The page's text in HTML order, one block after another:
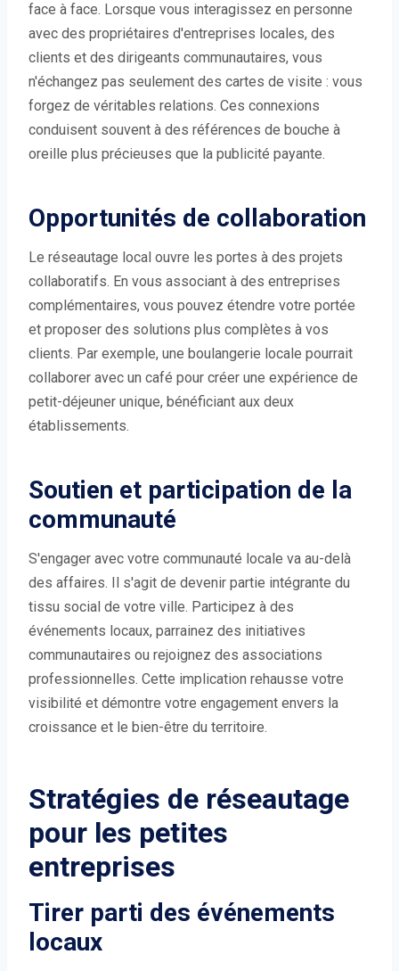
face à face. Lorsque vous interagissez en personne
avec des propriétaires d'entreprises locales, des
clients et des dirigeants communautaires, vous
n'échangez pas seulement des cartes de visite : vous
forgez de véritables relations. Ces connexions
conduisent souvent à des références de bouche à
oreille plus précieuses que la publicité payante.
Opportunités de collaboration
Le réseautage local ouvre les portes à des projets
collaboratifs. En vous associant à des entreprises
complémentaires, vous pouvez étendre votre portée
et proposer des solutions plus complètes à vos
clients. Par exemple, une boulangerie locale pourrait
collaborer avec un café pour créer une expérience de
petit-déjeuner unique, bénéficiant aux deux
établissements.
Soutien et participation de la
communauté
S'engager avec votre communauté locale va au-delà
des affaires. Il s'agit de devenir partie intégrante du
tissu social de votre ville. Participez à des
événements locaux, parrainez des initiatives
communautaires ou rejoignez des associations
professionnelles. Cette implication rehausse votre
visibilité et démontre votre engagement envers la
croissance et le bien-être du territoire.
Stratégies de réseautage
pour les petites
entreprises
Tirer parti des événements
locaux